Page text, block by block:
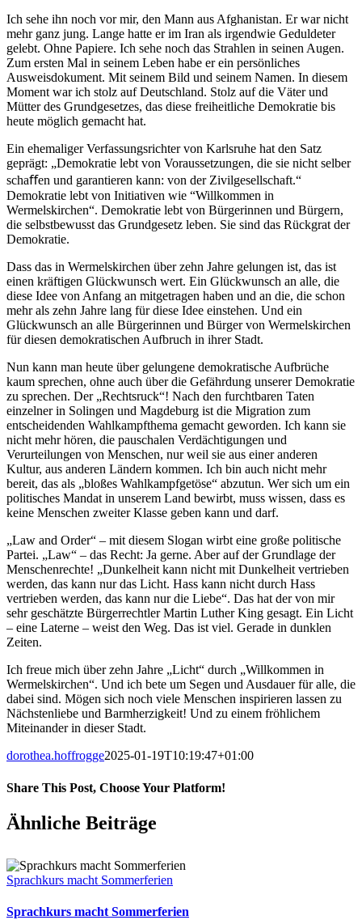
Ich sehe ihn noch vor mir, den Mann aus Afghanistan. Er war nicht
mehr ganz jung. Lange hatte er im Iran als irgendwie Geduldeter
gelebt. Ohne Papiere. Ich sehe noch das Strahlen in seinen Augen.
Zum ersten Mal in seinem Leben habe er ein persönliches
Ausweisdokument. Mit seinem Bild und seinem Namen. In diesem
Moment war ich stolz auf Deutschland. Stolz auf die Väter und
Mütter des Grundgesetzes, das diese freiheitliche Demokratie bis
heute möglich gemacht hat.
Ein ehemaliger Verfassungsrichter von Karlsruhe hat den Satz
geprägt: „Demokratie lebt von Voraussetzungen, die sie nicht selber
schaﬀen und garantieren kann: von der Zivilgesellschaft.“
Demokratie lebt von Initiativen wie “Willkommen in
Wermelskirchen“. Demokratie lebt von Bürgerinnen und Bürgern,
die selbstbewusst das Grundgesetz leben. Sie sind das Rückgrat der
Demokratie.
Dass das in Wermelskirchen über zehn Jahre gelungen ist, das ist
einen kräftigen Glückwunsch wert. Ein Glückwunsch an alle, die
diese Idee von Anfang an mitgetragen haben und an die, die schon
mehr als zehn Jahre lang für diese Idee einstehen. Und ein
Glückwunsch an alle Bürgerinnen und Bürger von Wermelskirchen
für diesen demokratischen Aufbruch in ihrer Stadt.
Nun kann man heute über gelungene demokratische Aufbrüche
kaum sprechen, ohne auch über die Gefährdung unserer Demokratie
zu sprechen. Der „Rechtsruck“! Nach den furchtbaren Taten
einzelner in Solingen und Magdeburg ist die Migration zum
entscheidenden Wahlkampfthema gemacht geworden. Ich kann sie
nicht mehr hören, die pauschalen Verdächtigungen und
Verurteilungen von Menschen, nur weil sie aus einer anderen
Kultur, aus anderen Ländern kommen. Ich bin auch nicht mehr
bereit, das als „bloßes Wahlkampfgetöse“ abzutun. Wer sich um ein
politisches Mandat in unserem Land bewirbt, muss wissen, dass es
keine Menschen zweiter Klasse geben kann und darf.
„Law and Order“ – mit diesem Slogan wirbt eine große politische
Partei. „Law“ – das Recht: Ja gerne. Aber auf der Grundlage der
Menschenrechte! „Dunkelheit kann nicht mit Dunkelheit vertrieben
werden, das kann nur das Licht. Hass kann nicht durch Hass
vertrieben werden, das kann nur die Liebe“. Das hat der von mir
sehr geschätzte Bürgerrechtler Martin Luther King gesagt. Ein Licht
– eine Laterne – weist den Weg. Das ist viel. Gerade in dunklen
Zeiten.
Ich freue mich über zehn Jahre „Licht“ durch „Willkommen in
Wermelskirchen“. Und ich bete um Segen und Ausdauer für alle, die
dabei sind. Mögen sich noch viele Menschen inspirieren lassen zu
Nächstenliebe und Barmherzigkeit! Und zu einem fröhlichem
Miteinander in dieser Stadt.
dorothea.hoffrogge2025-01-19T10:19:47+01:00
Share This Post, Choose Your Platform!
Facebook
X
LinkedIn
Tumblr
Pinterest
Ähnliche Beiträge
Sprachkurs macht Sommerferien
Sprachkurs macht Sommerferien